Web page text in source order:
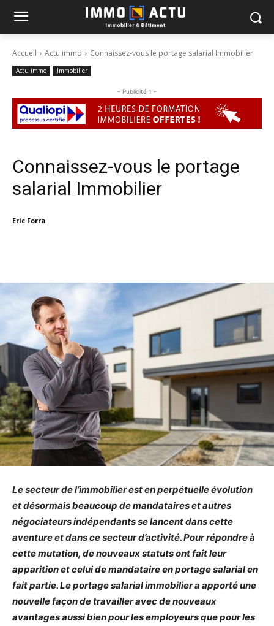
Accueil Actu immo Connaissez-vous le portage salarial Immobilier
Actu immo Immobilier
- Publicité 1 -
Connaissez-vous le portage
salarial Immobilier
Eric Forra
Le secteur de l’immobilier est en perpétuelle évolution
et désormais beaucoup de mandataires et autres
négociateurs indépendants se lancent dans cette
aventure et dans ce secteur d’activité. Pour répondre à
cette mutation, de nouveaux statuts ont fait leur
apparition et celui de mandataire en portage salarial en
fait partie. Le portage salarial immobilier a apporté une
nouvelle façon de travailler avec de nouveaux
avantages aussi bien pour les employeurs que pour les